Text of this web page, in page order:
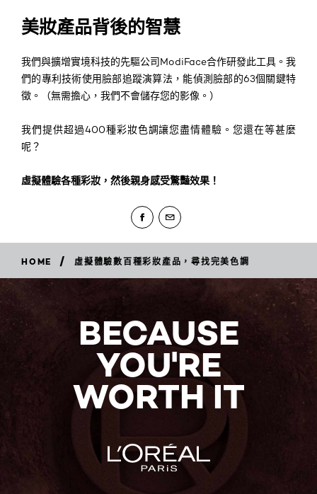
美妝產品背後的智慧
我們與擴增實境科技的先驅公司ModiFace合作研發此工具。我
們的專利技術使用臉部追蹤演算法，能偵測臉部的63個關鍵特
徵。（無需擔心，我們不會儲存您的影像。）
我們提供超過400種彩妝色調讓您盡情體驗。您還在等甚麼
呢？
虛擬體驗各種彩妝，然後親身感受驚豔效果！
HOME / 虛擬體驗數百種彩妝產品，尋找完美色調
BECAUSE
YOU'RE
WORTH IT